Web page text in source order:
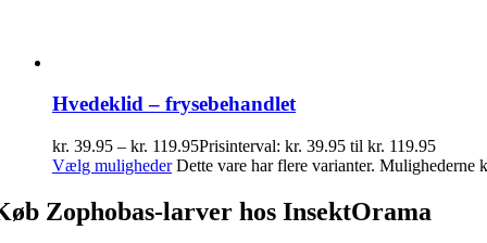
Hvedeklid – frysebehandlet
kr. 39.95 – kr. 119.95Prisinterval: kr. 39.95 til kr. 119.95
Vælg muligheder Dette vare har flere varianter. Mulighederne
Zophobas-larver hos InsektOrama